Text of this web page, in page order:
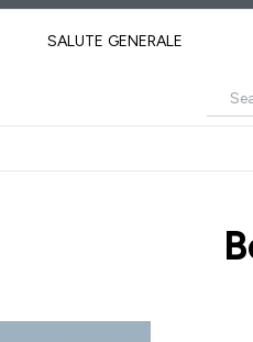
SALUTE GENERALE